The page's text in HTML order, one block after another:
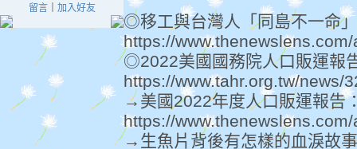
留言｜ 加入好友
◎移工與台灣人「同島不一命
https://
◎2022美國國務院人口販運報
https://www.tahr.org.tw/news/
→美國2022年度人口販運報告
https://
→生魚片背後有怎樣的血淚故